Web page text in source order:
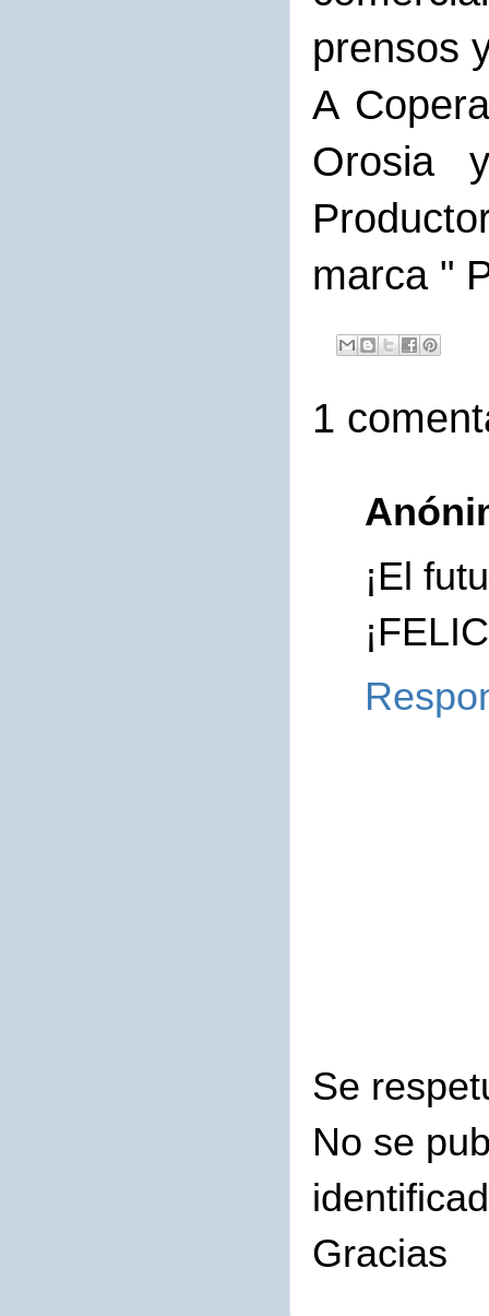
prensos
A
Orosia
marca "
1
¡El
Se
No se
Gracias